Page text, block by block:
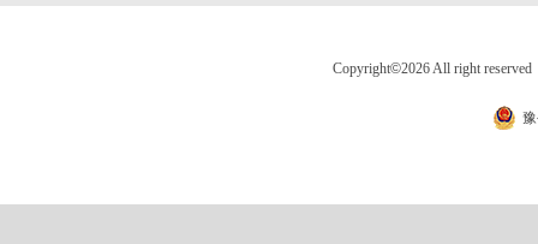
Copyright©2026 All right